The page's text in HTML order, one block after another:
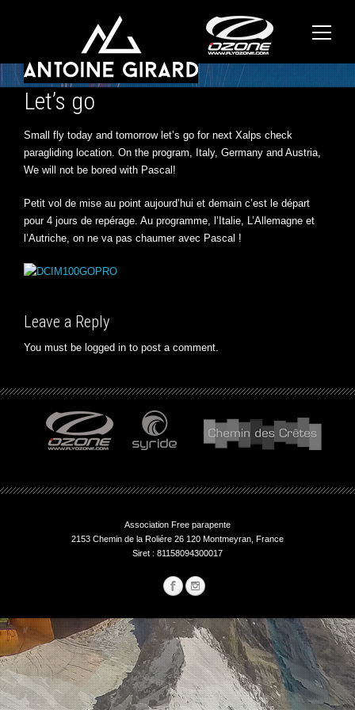
Let’s go
Small fly today and tomorrow let’s go for next Xalps check
paragliding location. On the program, Italy, Germany and Austria,
We will not be bored with Pascal!
Petit vol de mise au point aujourd’hui et demain c’est le départ
pour 4 jours de repérage. Au programme, l’Italie, L’Allemagne et
l’Autriche, on ne va pas chaumer avec Pascal !
Leave a Reply
You must be logged in to post a comment.
Association Free parapente
2153 Chemin de la Roliére 26 120 Montmeyran, France
Siret : 81158094300017